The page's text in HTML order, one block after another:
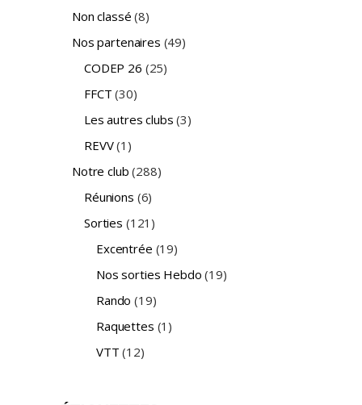
Non classé (8)
Nos partenaires (49)
CODEP 26 (25)
FFCT (30)
Les autres clubs (3)
REVV(1)
Notre club (288)
Réunions (6)
Sorties (121)
Excentrée (19)
Nos sorties Hebdo (19)
Rando (19)
Raquettes (1)
VTT (12)